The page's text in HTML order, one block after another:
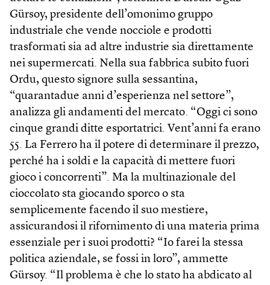
Gürsoy, presidente dell’omonimo gruppo
industriale che vende nocciole e prodotti
trasformati sia ad altre industrie sia direttamente
nei supermercati. Nella sua fabbrica subito fuori
Ordu, questo signore sulla sessantina,
“quarantadue anni d’esperienza nel settore”,
analizza gli andamenti del mercato. “Oggi ci sono
cinque grandi ditte esportatrici. Vent’anni fa erano
55. La Ferrero ha il potere di determinare il prezzo,
perché ha i soldi e la capacità di mettere fuori
gioco i concorrenti”. Ma la multinazionale del
cioccolato sta giocando sporco o sta
semplicemente facendo il suo mestiere,
assicurandosi il rifornimento di una materia prima
essenziale per i suoi prodotti? “Io farei la stessa
politica aziendale, se fossi in loro”, ammette
Gürsoy. “Il problema è che lo stato ha abdicato al